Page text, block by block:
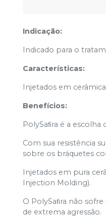
Indicação:
Indicado para o
Características:
Injetados em
Benefícios:
PolySaﬁra é a
Com sua resistência
sobre os bráquetes
Injetados em pura
Injection Molding).
O PolySaﬁra não
de extrema agressão.